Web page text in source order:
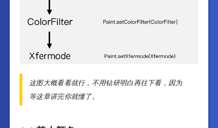
这图大概看看就行，不用钻研明白再往下看，因为
等这章讲完你就懂了。